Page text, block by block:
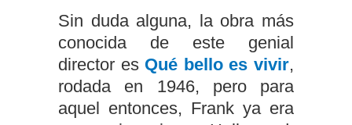
Sin duda alguna, la obra más
conocida de este genial
director es Qué bello es vivir,
rodada en 1946, pero para
aquel entonces, Frank ya era